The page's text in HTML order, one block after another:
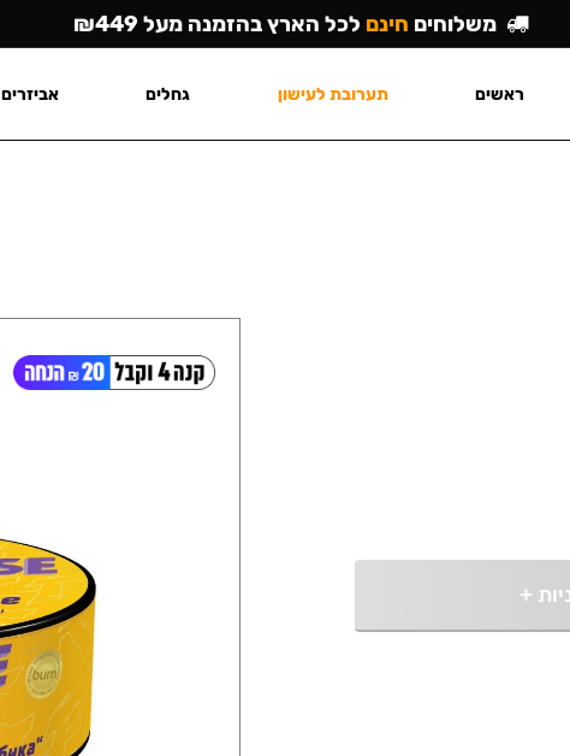
+
משלוחים חינם לכל הארץ בהזמנה מעל ₪449
ראשים תערובת לעישון גחלים אביזרים